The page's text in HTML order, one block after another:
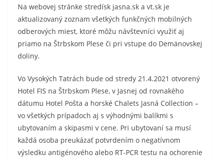
Na webovej stránke stredísk jasna.sk a vt.sk je
aktualizovaný zoznam všetkých funkčných mobilných
odberových miest, ktoré môžu návštevníci využiť aj
priamo na Štrbskom Plese či pri vstupe do Demänovskej
doliny.
Vo Vysokých Tatrách bude od stredy 21.4.2021 otvorený
Hotel FIS na Štrbskom Plese, v Jasnej od rovnakého
dátumu Hotel Pošta a horské Chalets Jasná Collection –
vo všetkých prípadoch aj s výhodnými balíkmi s
ubytovaním a skipasmi v cene. Pri ubytovaní sa musí
každá osoba preukázať potvrdením o negatívnom
výsledku antigénového alebo RT-PCR testu na ochorenie